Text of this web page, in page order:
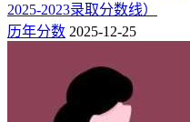
外省招生计划较少，分数易
省招生计划与个人位次综合
1、在江西省（专科批）物
2、在河北省（专科批）历
2025-2023录取分数线）
历年分数 2025-12-25